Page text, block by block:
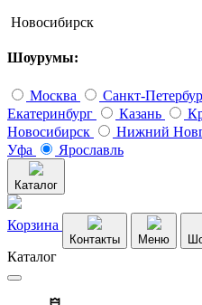
Новосибирск
Шоурумы:
Москва Санкт-
Екатеринбург
Казань
Новосибирск
Нижний
Уфа
Ярославль
Каталог
Корзина
Контакты Меню
Каталог